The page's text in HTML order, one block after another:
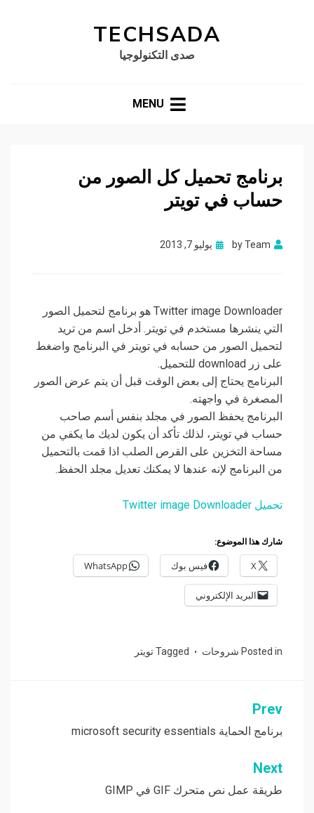
TECHSADA
صدى التكنولوجيا
MENU
برنامج تحميل كل الصور من
حساب في تويتر
byTeam
Posted
يوليو 7, 2013
Twitter image Downloader هو برنامج لتحميل الصور
التي ينشرها مستخدم في تويتر. أدخل اسم من تريد
لتحميل الصور من حسابه في تويتر في البرنامج واضغط
على زر download للتحميل.
البرنامج يحتاج إلى بعض الوقت قبل أن يتم عرض الصور
المصغرة في واجهته.
البرنامج يحفظ الصور في مجلد بنفس أسم صاحب
حساب في تويتر، لذلك تأكد أن يكون لديك ما يكفي من
مساحة التخزين على القرص الصلب اذا قمت بالتحميل
من البرنامج لإنه عندها لا يمكنك تعديل مجلد الحفظ.
تحميل Twitter image Downloader
شارك هذا الموضوع:
X فيس بوك WhatsApp
البريد الإلكتروني
Posted in شروحات Taggedتويتر
تصفّح
المقالات
Prev
برنامج الحماية microsoft security essentials
Next
طريقة عمل نص متحرك GIF في GIMP